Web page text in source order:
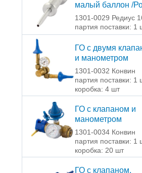
малый баллон /
1301-0029 Редиус
партия поставки: 1
ГО с двумя
и манометром
1301-0032 Конвин
партия поставки: 1
коробка: 4 шт
ГО с клапаном и
манометром
1301-0034 Конвин
партия поставки: 1
коробка: 20 шт
ГО с клапаном,